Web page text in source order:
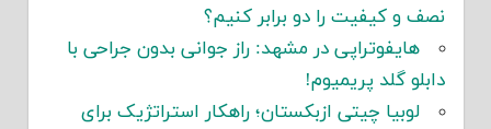
نصف و کیفیت را دو برابر کنیم؟
هایفوتراپی در مشهد: راز جوانی بدون جراحی با
دابلو گلد پریمیوم!
لوبیا چیتی ازبکستان؛ راهکار استراتژیک برای